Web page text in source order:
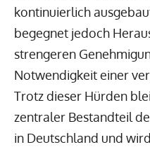
kontinuierlich
begegnet jedoch
strengeren
Notwendigkeit einer
Trotz dieser Hürden
zentraler Bestandteil
in Deutschland und